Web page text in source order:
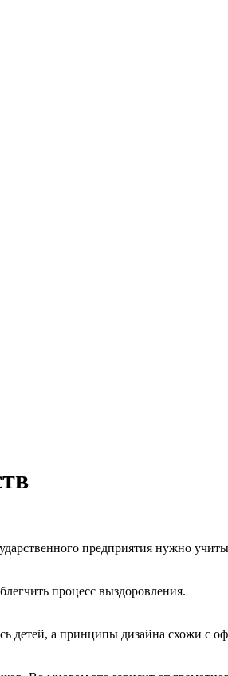
предприятия нужно
процесс выздоровления.
а принципы дизайна схожи с